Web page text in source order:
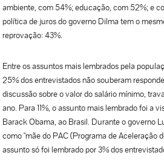
ambiente, com 54%; educação, com 52%; e
política de juros do governo Dilma tem o
reprovação: 43%.
Entre os assuntos mais lembrados pela
25% dos entrevistados não souberam
discussão sobre o valor do salário mínimo,
ano. Para 11%, o assunto mais lembrado foi a
Barack Obama, ao Brasil. Durante o governo
como "mãe do PAC (Programa de Aceleração
assunto só foi lembrado por 3% dos